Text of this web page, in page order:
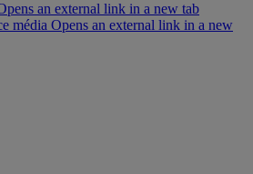
an external link in a new tab
média Opens an external link in a new